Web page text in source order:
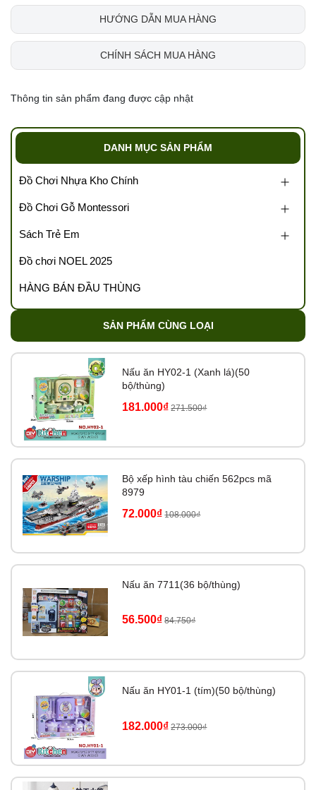
HƯỚNG DẪN MUA HÀNG
CHÍNH SÁCH MUA HÀNG
Thông tin sản phẩm đang được cập nhật
DANH MỤC SẢN PHẨM
Đồ Chơi Nhựa Kho Chính
Đồ Chơi Gỗ Montessori
Sách Trẻ Em
Đồ chơi NOEL 2025
HÀNG BÁN ĐẦU THÙNG
SẢN PHẨM CÙNG LOẠI
Nấu ăn HY02-1 (Xanh lá)(50
bộ/thùng)
181.000₫ 271.500₫
Bộ xếp hình tàu chiến 562pcs mã
8979
72.000₫ 108.000₫
Nấu ăn 7711(36 bộ/thùng)
56.500₫ 84.750₫
Nấu ăn HY01-1 (tím)(50 bộ/thùng)
182.000₫ 273.000₫